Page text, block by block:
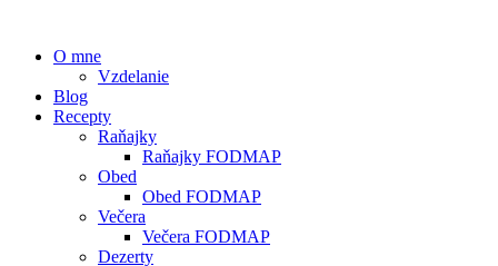
O mne
Vzdelanie
Blog
Recepty
Raňajky
Raňajky FODMAP
Obed
Obed FODMAP
Večera
Večera FODMAP
Dezerty